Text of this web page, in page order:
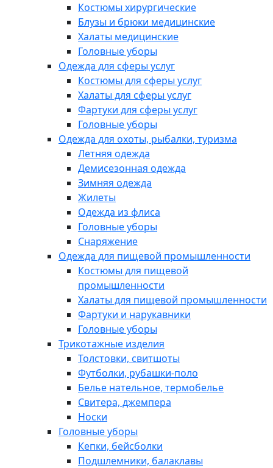
Костюмы хирургические
Блузы и брюки медицинские
Халаты медицинские
Головные уборы
Одежда для сферы услуг
Костюмы для сферы услуг
Халаты для сферы услуг
Фартуки для сферы услуг
Головные уборы
Одежда для охоты, рыбалки, туризма
Летняя одежда
Демисезонная одежда
Зимняя одежда
Жилеты
Одежда из флиса
Головные уборы
Снаряжение
Одежда для пищевой промышленности
Костюмы для пищевой
промышленности
Халаты для пищевой промышленности
Фартуки и нарукавники
Головные уборы
Трикотажные изделия
Толстовки, свитшоты
Футболки, рубашки-поло
Белье нательное, термобелье
Свитера, джемпера
Носки
Головные уборы
Кепки, бейсболки
Подшлемники, балаклавы